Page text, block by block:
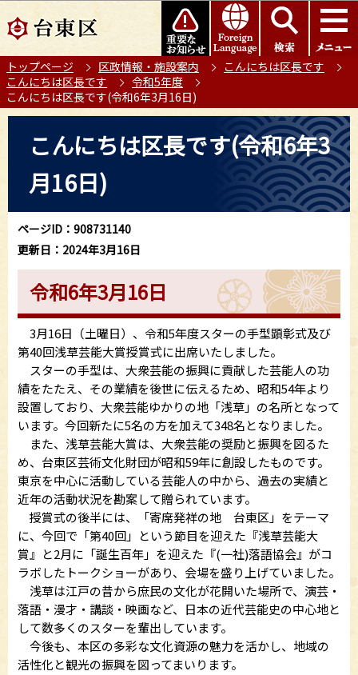
の
ー
ジ
の
このページの本文へ移動
トップページ 区政情報・施設案内
こんにちは区長です
こんにちは区長です
令和5年度
こんにちは区長です(令和6年3月16日)
ら
こんにちは区長です(令和6年3
月16日)
ページID：908731140
更新日：2024年3月16日
令和6年3月16日
3月16日（土曜日）、令和5年度スターの手型顕彰式及び
第40回浅草芸能大賞授賞式に出席いたしました。
スターの手型は、大衆芸能の振興に貢献した芸能人の功
績をたたえ、その業績を後世に伝えるため、昭和54年より
設置しており、大衆芸能ゆかりの地「浅草」の名所となって
います。今回新たに5名の方を加えて348名となりました。
また、浅草芸能大賞は、大衆芸能の奨励と振興を図るた
め、台東区芸術文化財団が昭和59年に創設したものです。
東京を中心に活動している芸能人の中から、過去の実績と
近年の活動状況を勘案して贈られています。
授賞式の後半には、「寄席発祥の地 台東区」をテーマ
に、今回で「第40回」という節目を迎えた『浅草芸能大
賞』と2月に「誕生百年」を迎えた『(一社)落語協会』がコ
ラボしたトークショーがあり、会場を盛り上げていました。
浅草は江戸の昔から庶民の文化が花開いた場所で、演芸・
落語・漫才・講談・映画など、日本の近代芸能史の中心地と
して数多くのスターを輩出しています。
今後も、本区の多彩な文化資源の魅力を活かし、地域の
活性化と観光の振興を図ってまいります。